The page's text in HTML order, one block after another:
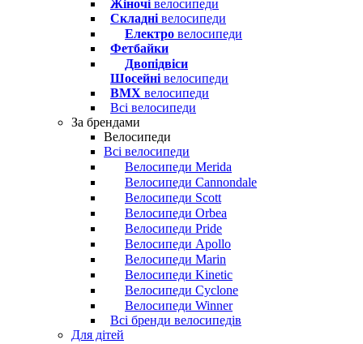
Жіночі велосипеди
Складні велосипеди
Електро велосипеди
Фетбайки
Двопідвіси
Шосейні велосипеди
BMX велосипеди
Всі велосипеди
За брендами
Велосипеди
Всі велосипеди
Велосипеди Merida
Велосипеди Cannondale
Велосипеди Scott
Велосипеди Orbea
Велосипеди Pride
Велосипеди Apollo
Велосипеди Marin
Велосипеди Kinetic
Велосипеди Cyclone
Велосипеди Winner
Всі бренди велосипедів
Для дітей